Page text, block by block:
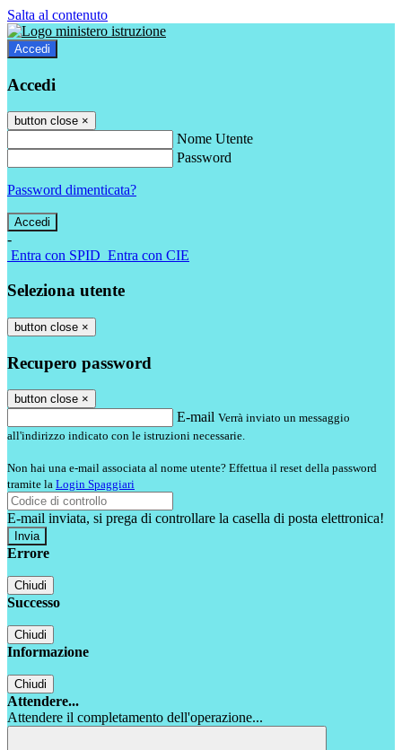
Salta al contenuto
Accedi
Accedi
button close ×
Nome Utente
Password
Password dimenticata?
-
Entra con SPID Entra con CIE
Seleziona utente
button close ×
Recupero password
button close ×
E-mail Verrà inviato un messaggio
all'indirizzo indicato con le istruzioni necessarie.
Non hai una e-mail associata al nome utente? Effettua il reset della password
tramite la Login Spaggiari
E-mail inviata, si prega di controllare la casella di posta elettronica!
Errore
Chiudi
Successo
Chiudi
Informazione
Chiudi
Attendere...
Attendere il completamento dell'operazione...